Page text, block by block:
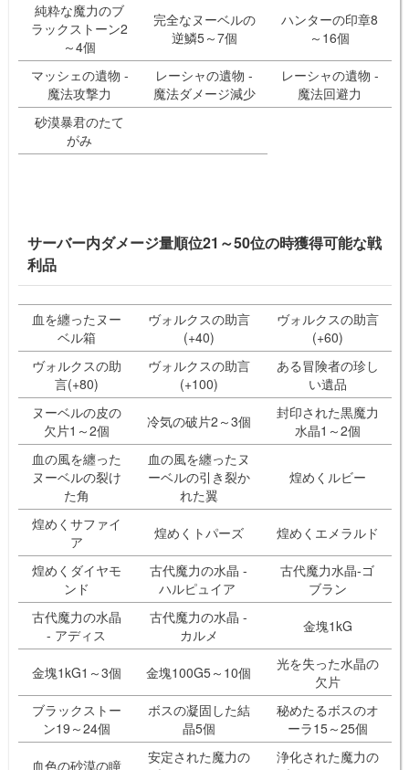
純粋な魔力のブ
ラックストーン2
～4個
完全なヌーベルの
逆鱗5～7個
ハンターの印章8
～16個
マッシェの遺物 -
魔法攻撃力
レーシャの遺物 -
魔法ダメージ減少
レーシャの遺物 -
魔法回避力
砂漠暴君のたて
がみ
サーバー内ダメージ量順位21～50位の時獲得可能な戦
利品
血を纏ったヌー
ベル箱
ヴォルクスの助言
(+40)
ヴォルクスの助言
(+60)
ヴォルクスの助
言(+80)
ヴォルクスの助言
(+100)
ある冒険者の珍し
い遺品
ヌーベルの皮の
欠片1～2個
冷気の破片2～3個
封印された黒魔力
水晶1～2個
血の風を纏った
ヌーベルの裂け
た角
血の風を纏ったヌ
ーベルの引き裂か
れた翼
煌めくルビー
煌めくサファイ
ア
煌めくトパーズ 煌めくエメラルド
煌めくダイヤモ
ンド
古代魔力の水晶 -
ハルピュイア
古代魔力水晶-ゴ
ブラン
古代魔力の水晶
- アディス
古代魔力の水晶 -
カルメ
金塊1kG
金塊1kG1～3個 金塊100G5～10個
光を失った水晶の
欠片
ブラックストー
ン19～24個
ボスの凝固した結
晶5個
秘めたるボスのオ
ーラ15～25個
血色の砂漠の瞳
安定された魔力の
浄化された魔力の